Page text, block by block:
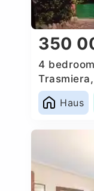
350
4
Haus